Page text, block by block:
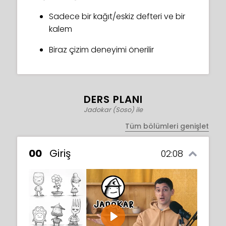
Sadece bir kağıt/eskiz defteri ve bir
kalem
Biraz çizim deneyimi önerilir
DERS PLANI
Jadokar (Soso) ile
Tüm bölümleri genişlet
00 Giriş 02:08